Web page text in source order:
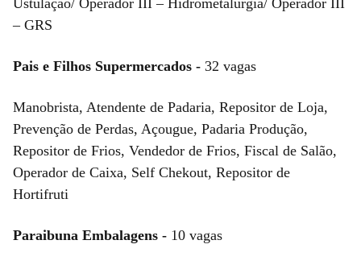
– GRS
Pais e Filhos Supermercados - 32 vagas
Manobrista, Atendente de Padaria, Repositor de Loja,
Prevenção de Perdas, Açougue, Padaria Produção,
Repositor de Frios, Vendedor de Frios, Fiscal de Salão,
Operador de Caixa, Self Chekout, Repositor de
Hortifruti
Paraibuna Embalagens - 10 vagas